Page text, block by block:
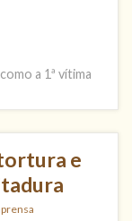
a 1ª vítima
e